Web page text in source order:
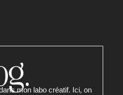
mon labo créatif. Ici, on